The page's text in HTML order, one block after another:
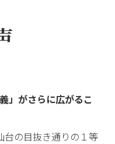
」がさらに広がるこ
台の目抜き通りの１等